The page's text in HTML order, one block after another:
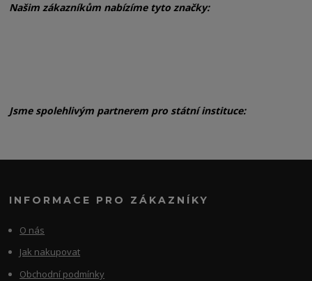
Našim zákazníkům nabízíme tyto značky:
Jsme spolehlivým partnerem pro státní instituce:
INFORMACE PRO ZÁKAZNÍKY
O nás
Jak nakupovat
Obchodní podmínky